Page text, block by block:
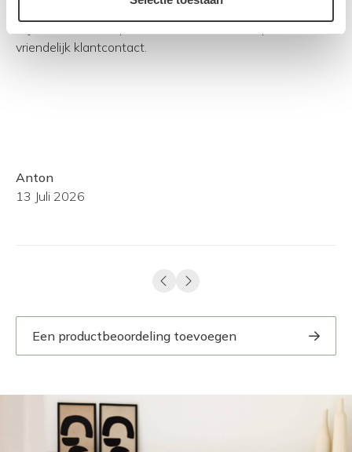
vriendelijk klantcontact.
Anton
13 Juli 2026
Een productbeoordeling toevoegen